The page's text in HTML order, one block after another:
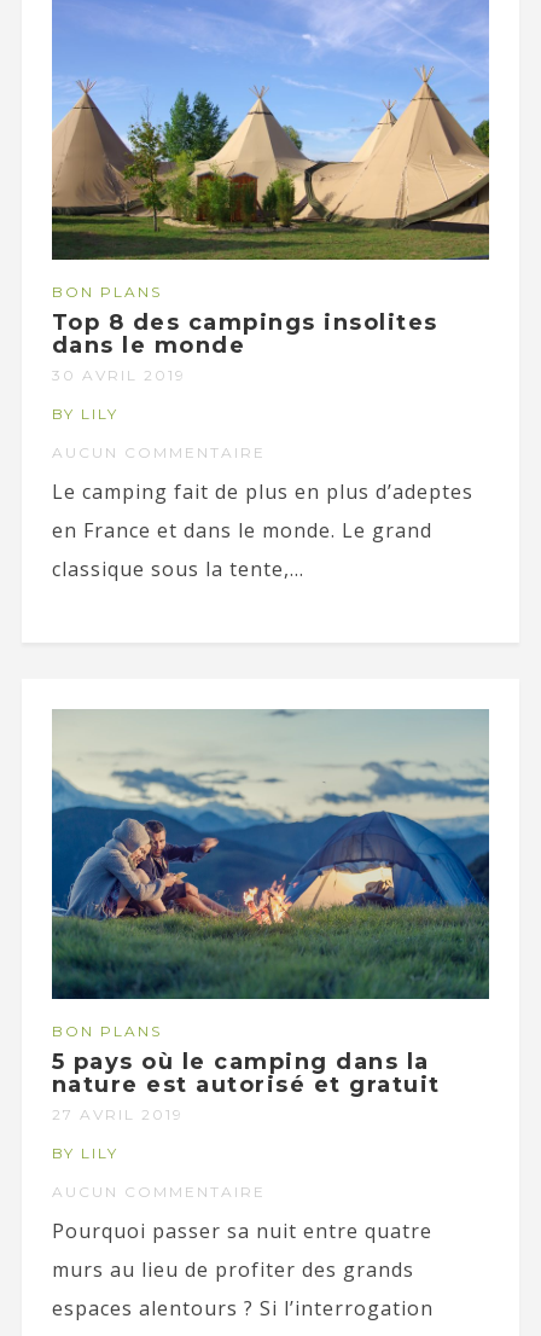
BON PLANS
Top 8 des campings insolites
dans le monde
30 AVRIL 2019
BY LILY
AUCUN COMMENTAIRE
Le camping fait de plus en plus d’adeptes
en France et dans le monde. Le grand
classique sous la tente,...
BON PLANS
5 pays où le camping dans la
nature est autorisé et gratuit
27 AVRIL 2019
BY LILY
AUCUN COMMENTAIRE
Pourquoi passer sa nuit entre quatre
murs au lieu de profiter des grands
espaces alentours ? Si l’interrogation